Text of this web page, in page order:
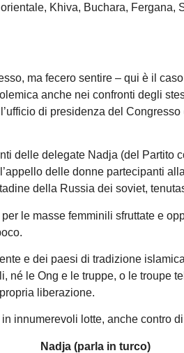
Khiva, Buchara, Fergana,
ma fecero sentire – qui è il
anche nei confronti degli
di presidenza del
delle delegate Nadja (del Partito
delle donne partecipanti
della Russia dei soviet,
le masse femminili sfruttate e
e dei paesi di tradizione
né le Ong e le truppe, o le troupe
liberazione.
innumerevoli lotte, anche contro
Nadja (parla in turco)